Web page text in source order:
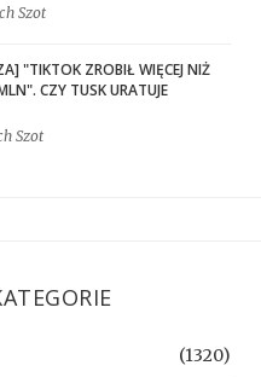
Szot
"TIKTOK ZROBIŁ WIĘCEJ NIŻ
CZY TUSK URATUJE
Szot
(1320)